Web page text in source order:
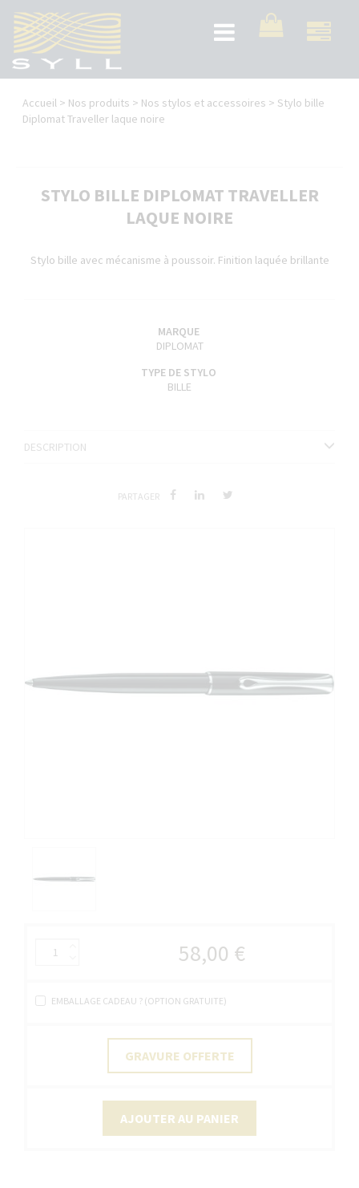
contenu
principal
Toggle
navigation
Vous
êtes
Accueil > Nos produits > Nos stylos et accessoires > Stylo bille
Diplomat Traveller laque noire
STYLO BILLE DIPLOMAT TRAVELLER
LAQUE NOIRE
Stylo bille avec mécanisme à poussoir. Finition laquée brillante
MARQUE
DIPLOMAT
TYPE DE STYLO
BILLE
DESCRIPTION
PARTAGER
58,00 €
EMBALLAGE CADEAU ? (OPTION GRATUITE)
GRAVURE OFFERTE
AJOUTER AU PANIER